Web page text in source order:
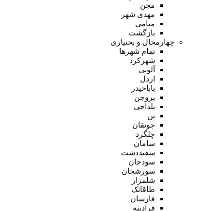
مجن
مهدی شهر
میامی
بازگشت
چهارمحال و بختیاری
تمام شهر‌ها
شهرکرد
آلونی
اردل
باباحیدر
بروجن
بلداجی
بن
جونقان
چلگرد
سامان
سفیددشت
سودجان
سورشجان
شلمزار
طاقانک
فارسان
فرادبنه